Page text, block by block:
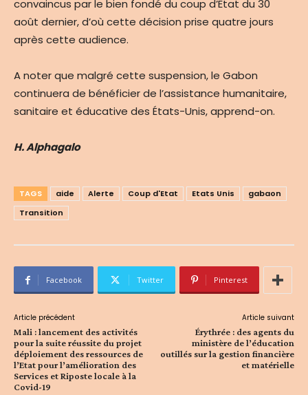
convaincus par le bien fondé du coup d’Etat du 30
août dernier, d’où cette décision prise quatre jours
après cette audience.
A noter que malgré cette suspension, le Gabon
continuera de bénéficier de l’assistance humanitaire,
sanitaire et éducative des États-Unis, apprend-on.
H. Alphagalo
TAGS aide Alerte Coup d'Etat Etats Unis
gabaon
Transition
Facebook Twitter Pinterest
Article précédent
Mali : lancement des activités
pour la suite réussite du projet
déploiement des ressources de
l’Etat pour l’amélioration des
Services et Riposte locale à la
Covid-19
Article suivant
Érythrée : des agents du
ministère de l’éducation
outillés sur la gestion financière
et matérielle